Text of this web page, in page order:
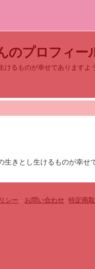
のプロフィー
けるものが幸せでありますよ
生きとし生けるものが幸せ
シー - お問い合わせ- 特定商